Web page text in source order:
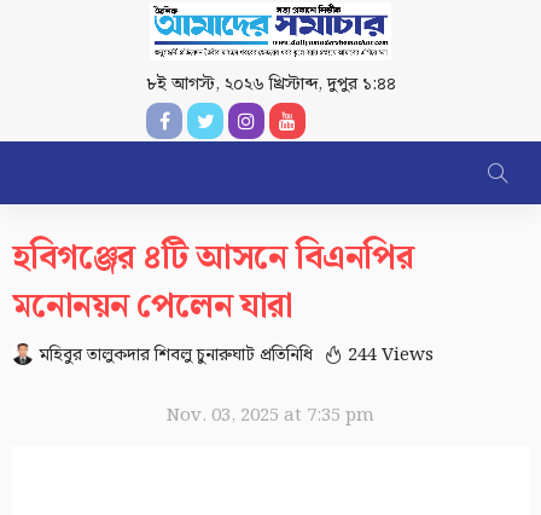
৮ই আগস্ট, ২০২৬ খ্রিস্টাব্দ,দুপুর ১:৪৪
হবিগঞ্জের ৪টি আসনে বিএনপির
মনোনয়ন পেলেন যারা
মহিবুর তালুকদার শিবলু চুনারুঘাট প্রতিনিধি 244 Views
Nov. 03, 2025 at 7:35 pm